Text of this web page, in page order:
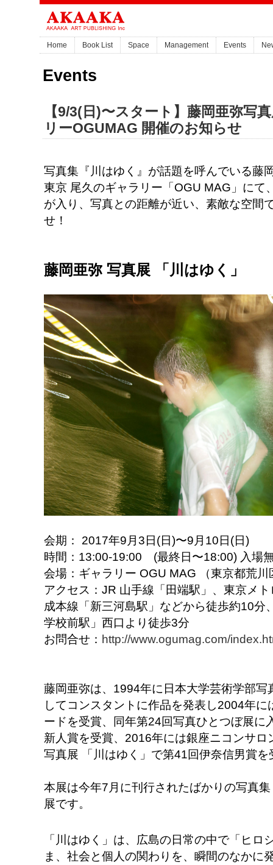
Home Book List Space Management Events
Events
【9/3(日)〜スタート】藤岡亜弥写
リーOGUMAG 開催のお知らせ
写真集『川はゆく』が話題を呼んでいる藤
東京 尾久のギャラリー「OGU MAG」にて
が入り、写真との距離が近い、素敵な空間
せ！
藤岡亜弥 写真展 「川はゆく」
会期： 2017年9月3日(日)〜9月10日(日)
時間：13:00-19:00 (最終日〜18:00) 入
会場：ギャラリー OGU MAG （東京都荒
アクセス：JR 山手線「田端駅」、東京メ
成本線「新三河島駅」などから徒歩約10分
学校前駅」西口より徒歩3分
お問合せ： http://www.ogumag.com/
藤岡亜弥は、1994年に日本大学芸術学部
してコンスタントに作品を発表し2004年
ードを受賞、同年第24回写真ひとつぼ展に
新人賞を受賞、2016年には銀座ニコンサ
写真展 「川はゆく」で第41回伊奈信男賞
本展は今年7月に刊行されたばかりの写真
展です。
「川はゆく」は、広島の日常の中で「ヒロ
ま、社会と個人の関わりを、瞬間のなかに